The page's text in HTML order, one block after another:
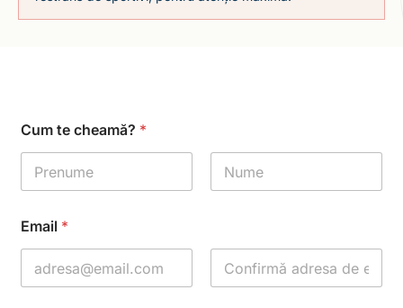
Cum te cheamă? *
Email *